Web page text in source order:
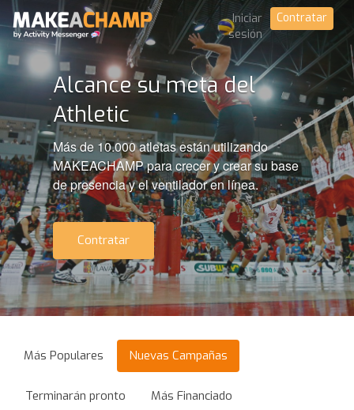
Iniciar
sesión
Contratar
Alcance su meta del
Athletic
Más de 10.000 atletas están utilizando
MAKEACHAMP para crecer y crear su base
de presencia y el ventilador en línea.
Contratar
Más Populares Nuevas Campañas
Terminarán pronto Más Financiado